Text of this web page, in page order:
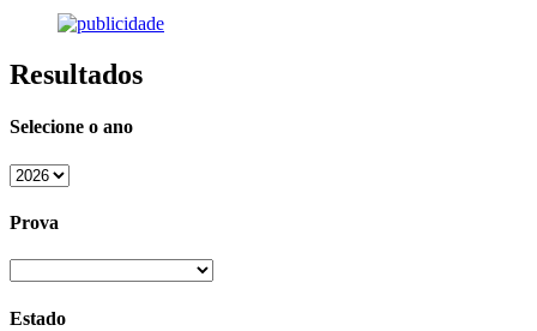
Resultados
Selecione o ano
Prova
Estado